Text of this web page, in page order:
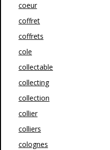
coeur
coffret
coffrets
cole
collectable
collecting
collection
collier
colliers
colognes